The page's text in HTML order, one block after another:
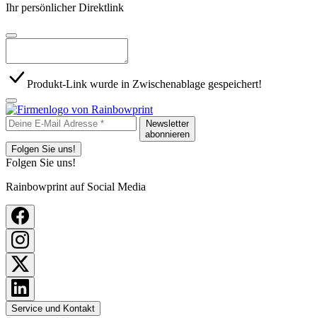
Ihr persönlicher Direktlink
Produkt-Link wurde in Zwischenablage gespeichert!
Newsletter
abonnieren
Folgen Sie uns!
Folgen Sie uns!
Rainbowprint auf Social Media
Service und Kontakt